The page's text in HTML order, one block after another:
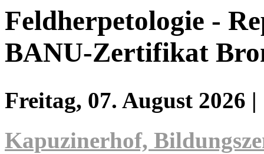
Feldherpetologie -
BANU-Zertifikat
Freitag, 07. August 2026 |
Kapuzinerhof,